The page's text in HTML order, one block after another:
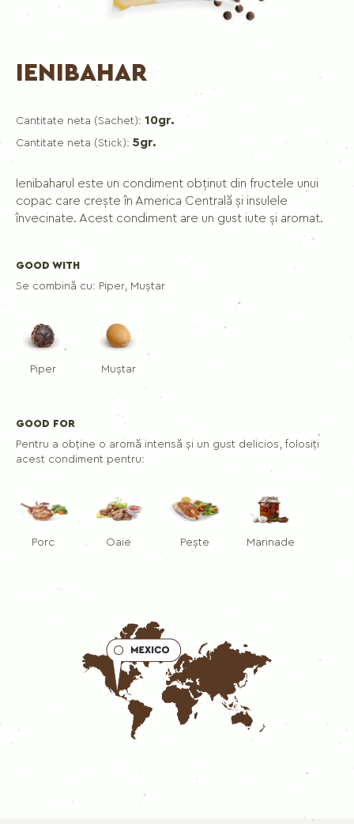
IENIBAHAR
Cantitate neta (Sachet): 10gr.
Cantitate neta (Stick): 5gr.
Ienibaharul este un condiment obținut din fructele unui
copac care crește în America Centrală și insulele
învecinate. Acest condiment are un gust iute și aromat.
GOOD WITH
Se combină cu: Piper, Muștar
Piper Muștar
GOOD FOR
Pentru a obține o aromă intensă și un gust delicios, folosiți
acest condiment pentru:
Porc Oaie Pește Marinade